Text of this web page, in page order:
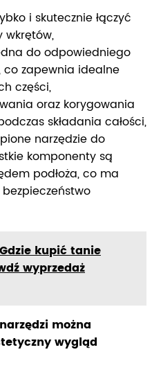
i skutecznie łączyć
wkrętów,
do odpowiedniego
co zapewnia idealne
części,
oraz korygowania
składania całości,
narzędzie do
komponenty są
podłoża, co ma
Gdzie kupić tanie
wyprzedaż
można
wygląd